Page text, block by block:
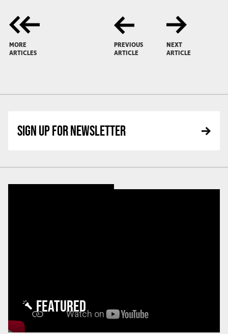
MORE
ARTICLES
PREVIOUS
ARTICLE
NEXT
ARTICLE
SIGN UP FOR NEWSLETTER
FEATURED